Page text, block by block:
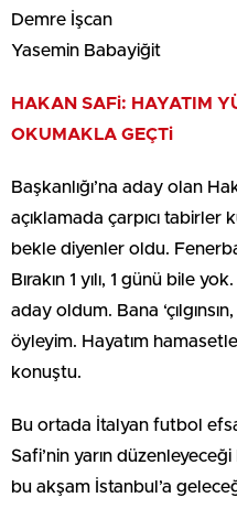
Demre İşcan
Yasemin Babayiğit
HAKAN SAFi: HAYATIM
OKUMAKLA GEÇTi
Başkanlığı’na aday olan
açıklamada çarpıcı tabirler
bekle diyenler oldu.
Bırakın 1 yılı, 1 günü bile
aday oldum. Bana
öyleyim. Hayatım
konuştu.
Bu ortada İtalyan futbol
Safi’nin yarın
bu akşam İstanbul’a